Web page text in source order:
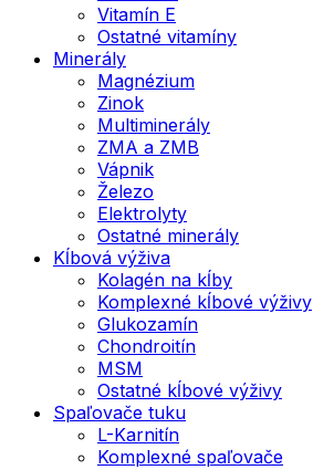
Vitamín E
Ostatné vitamíny
Minerály
Magnézium
Zinok
Multiminerály
ZMA a ZMB
Vápnik
Železo
Elektrolyty
Ostatné minerály
Kĺbová výživa
Kolagén na kĺby
Komplexné kĺbové výživy
Glukozamín
Chondroitín
MSM
Ostatné kĺbové výživy
Spaľovače tuku
L-Karnitín
Komplexné spaľovače